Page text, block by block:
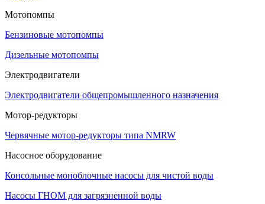
Мотопомпы
Бензиновые мотопомпы
Дизельные мотопомпы
Электродвигатели
Электродвигатели общепромышленного назначения
Мотор-редукторы
Червячные мотор-редукторы типа NMRW
Насосное оборудование
Консольные моноблочные насосы для чистой воды
Насосы ГНОМ для загрязненной воды